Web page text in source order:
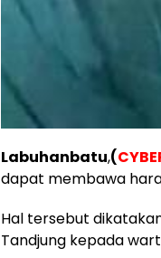
Labuhanbatu,(
dapat membawa
Hal tersebut
Tandjung kepada